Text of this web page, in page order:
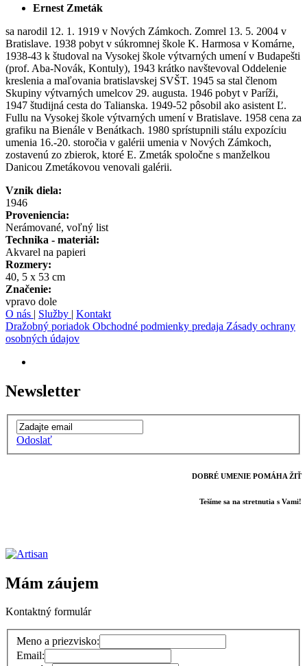
Ernest Zmeták
sa narodil 12. 1. 1919 v Nových Zámkoch. Zomrel 13. 5. 2004 v
Bratislave. 1938 pobyt v súkromnej škole K. Harmosa v Komárne,
1938-43 k študoval na Vysokej škole výtvarných umení v Budapešti
(prof. Aba-Novák, Kontuly), 1943 krátko navštevoval Oddelenie
kreslenia a maľovania bratislavskej SVŠT. 1945 sa stal členom
Skupiny výtvarných umelcov 29. augusta. 1946 pobyt v Paríži,
1947 študijná cesta do Talianska. 1949-52 pôsobil ako asistent Ľ.
Fullu na Vysokej škole výtvarných umení v Bratislave. 1958 cena za
grafiku na Bienále v Benátkach. 1980 sprístupnili stálu expozíciu
umenia 16.-20. storočia v galérii umenia v Nových Zámkoch,
zostavenú zo zbierok, ktoré E. Zmeták spoločne s manželkou
Danicou Zmetákovou venovali galérii.
Vznik diela:
1946
Proveniencia:
Nerámované, voľný list
Technika - materiál:
Akvarel na papieri
Rozmery:
40, 5 x 53 cm
Značenie:
vpravo dole
O nás | Služby | Kontakt
Dražobný poriadok Obchodné podmienky predaja Zásady ochrany
osobných údajov
Newsletter
Odoslať
DOBRÉ UMENIE POMÁHA ŽIŤ
Tešíme sa na stretnutia s Vami!
Mám záujem
Kontaktný formulár
Meno a priezvisko:
Email: